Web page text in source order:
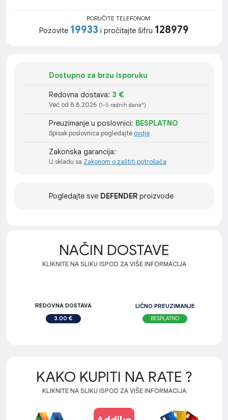
PORUČITE TELEFONOM
Pozovite 19933 i pročitajte šifru 128979
Dostupno za brzu isporuku
Redovna dostava: 3 €
Već od 8.8.2026 (1-5 radnih dana*)
Preuzimanje u poslovnici: BESPLATNO
Spisak poslovnica pogledajte ovdje
Zakonska garancija:
U skladu sa Zakonom o zaštiti potrošača
Pogledajte sve DEFENDER proizvode
NAČIN DOSTAVE
KLIKNITE NA SLIKU ISPOD ZA VIŠE INFORMACIJA
REDOVNA DOSTAVA
3.00 €
LIČNO PREUZIMANJE
BESPLATNO
KAKO KUPITI NA RATE ?
KLIKNITE NA SLIKU ISPOD ZA VIŠE INFORMACIJA